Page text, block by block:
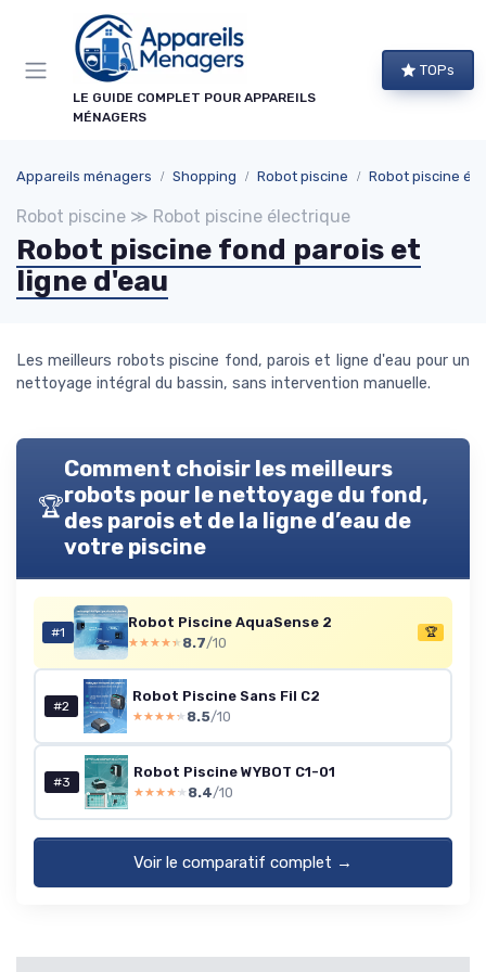
LE GUIDE COMPLET POUR APPAREILS
MÉNAGERS
TOPs
Appareils ménagers Shopping Robot piscine Robot piscine
Robot piscine ≫ Robot piscine électrique
Robot piscine fond parois et
ligne d'eau
Les meilleurs robots piscine fond, parois et ligne d'eau pour un
nettoyage intégral du bassin, sans intervention manuelle.
🏆
Comment choisir les meilleurs
robots pour le nettoyage du fond,
des parois et de la ligne d’eau de
votre piscine
#1
Robot Piscine AquaSense 2
★★★★★
★★★★★ 8.7/10
🏆
#2
Robot Piscine Sans Fil C2
★★★★★
★★★★★ 8.5/10
#3
Robot Piscine WYBOT C1-01
★★★★★
★★★★★ 8.4/10
Voir le comparatif complet →
Panneau de gestion des cookies